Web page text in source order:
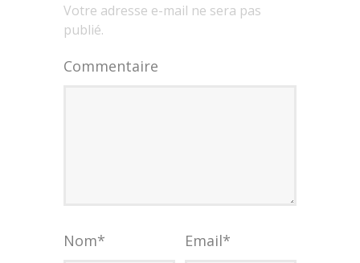
Votre adresse e-mail ne sera pas
publié.
Commentaire
Nom* Email*